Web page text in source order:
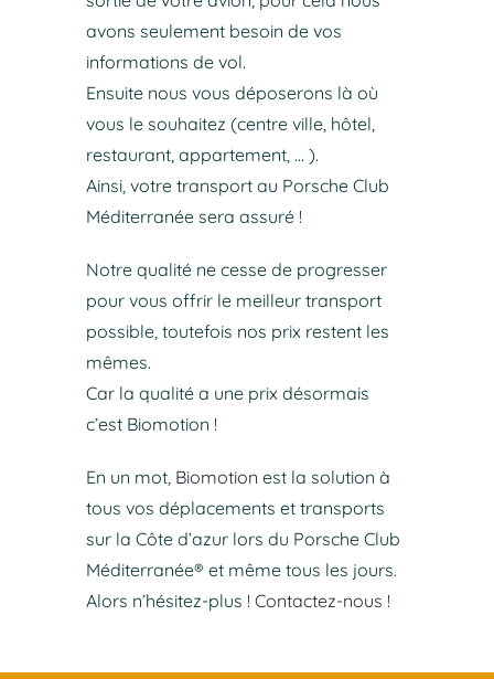
avons seulement besoin de vos
informations de vol.
Ensuite nous vous déposerons là où
vous le souhaitez (centre ville, hôtel,
restaurant, appartement, … ).
Ainsi, votre transport au Porsche Club
Méditerranée sera assuré !
Notre qualité ne cesse de progresser
pour vous offrir le meilleur transport
possible, toutefois nos prix restent les
mêmes.
Car la qualité a une prix désormais
c’est Biomotion !
En un mot, Biomotion est la solution à
tous vos déplacements et transports
sur la Côte d’azur lors du Porsche Club
Méditerranée® et même tous les jours.
Alors n’hésitez-plus ! Contactez-nous !